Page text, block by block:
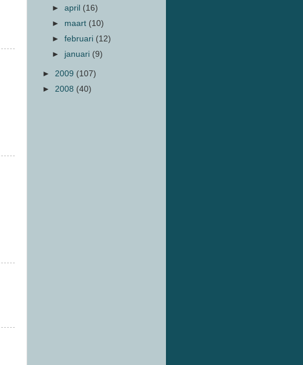
►april (16)
► maart (10)
►februari (12)
► januari (9)
► 2009 (107)
► 2008 (40)